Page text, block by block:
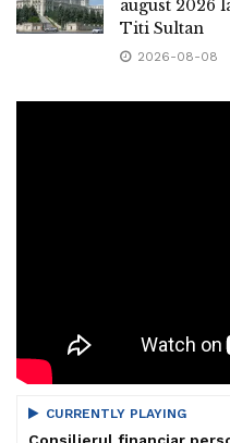
august 2026
Titi Sultan
2026-08-08
CURRENTLY PLAYING